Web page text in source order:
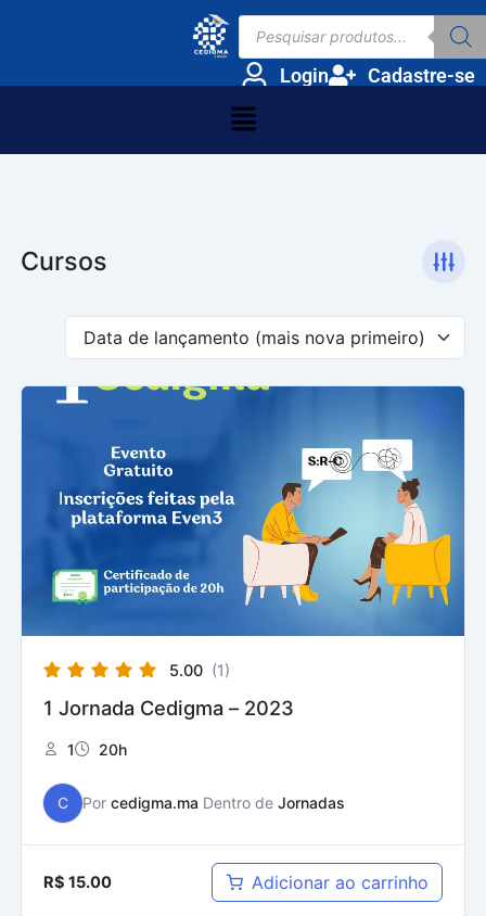
conteúdo
produtos
Login Cadastre-se
Menu
Cursos
Data de lançamento (mais nova primeiro)
5.00 (1)
1 Jornada Cedigma – 2023
1 20h
C Por cedigma.ma Dentro de Jornadas
R$ 15.00 Adicionar ao carrinho